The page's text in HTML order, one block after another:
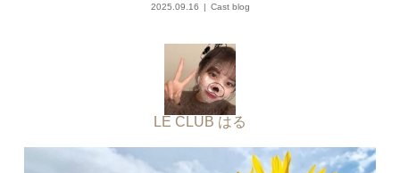
2025.09.16 Cast blog
LE CLUB はる